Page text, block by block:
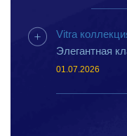
Vitra
Элегантная
01.07.2026